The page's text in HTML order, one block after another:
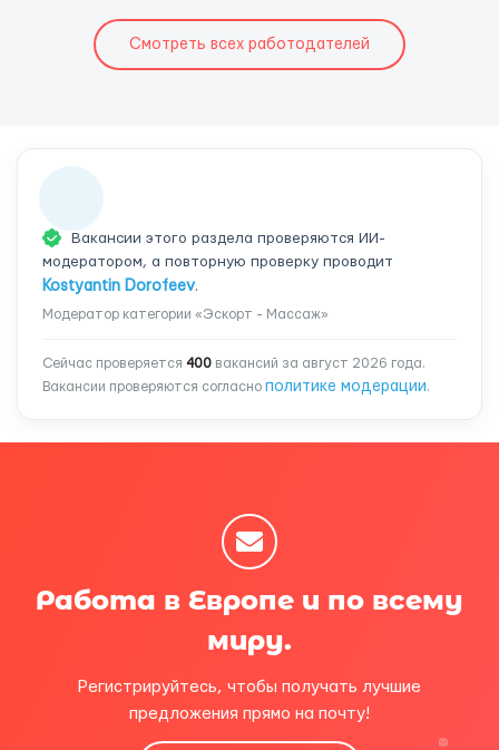
Смотреть всех работодателей
Вакансии этого раздела проверяются ИИ-
модератором, а повторную проверку проводит
Kostyantin Dorofeev.
Модератор категории «Эскорт - Массаж»
Сейчас проверяется 400 вакансий за август 2026 года.
Вакансии проверяются согласно политике модерации.
Работа в Европе и по всему
миру.
Регистрируйтесь, чтобы получать лучшие
предложения прямо на почту!